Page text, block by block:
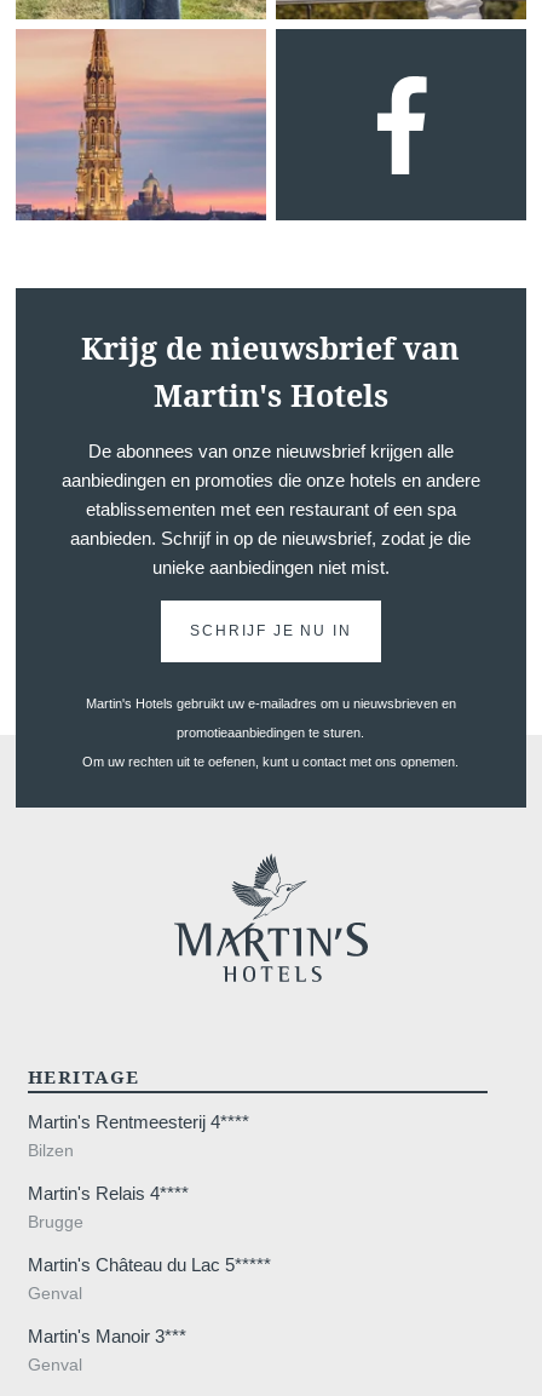
Krijg de nieuwsbrief van
Martin's Hotels
De abonnees van onze nieuwsbrief krijgen alle
aanbiedingen en promoties die onze hotels en andere
etablissementen met een restaurant of een spa
aanbieden. Schrijf in op de nieuwsbrief, zodat je die
unieke aanbiedingen niet mist.
SCHRIJF JE NU IN
Martin's Hotels gebruikt uw e-mailadres om u nieuwsbrieven en
promotieaanbiedingen te sturen.
Om uw rechten uit te oefenen, kunt u contact met ons opnemen.
HERITAGE
Martin's Rentmeesterij 4****
Bilzen
Martin's Relais 4****
Brugge
Martin's Château du Lac 5*****
Genval
Martin's Manoir 3***
Genval